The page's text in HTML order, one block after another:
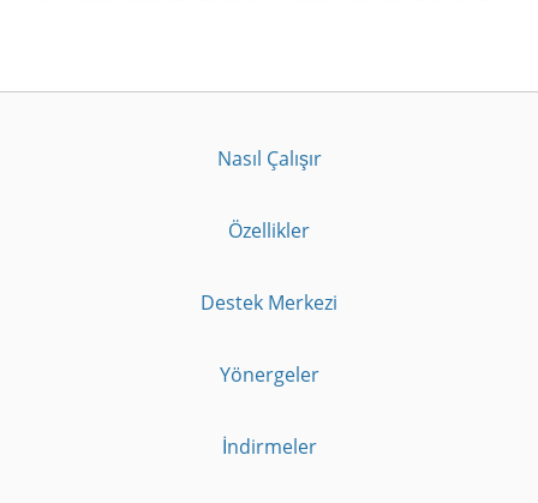
Nasıl Çalışır
Özellikler
Destek Merkezi
Yönergeler
İndirmeler